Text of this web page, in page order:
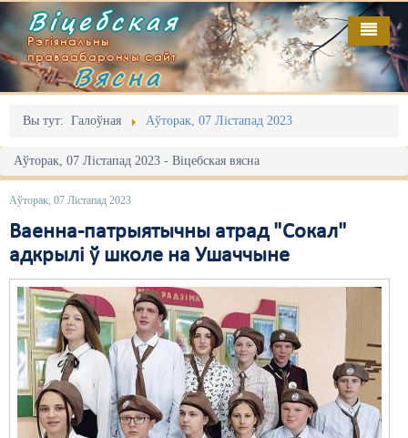
Віцебская
Рэгіянальны
праваабарончы сайт
Вясна
Вы тут: Галоўная Аўторак, 07 Лістапад 2023
Аўторак, 07 Лістапад 2023 - Віцебская вясна
Аўторак, 07 Лістапад 2023
Ваенна-патрыятычны атрад "Сокал"
адкрылі ў школе на Ушаччыне
Галоўная
Адміністрацыйны перасьлед
Акцыі
Выбары
Грамадзянскія ініцыятывы
Дзяржава
Дыскрымінацыя
Затрыманьні
Карная псыхіятрыя
Выданьні
Відэа
Пра нас
RSS